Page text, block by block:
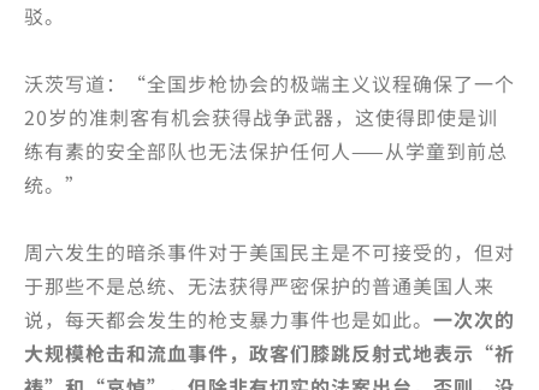
驳。
沃茨写道：“全国步枪协会的极端主义议程确保了一个
20岁的准刺客有机会获得战争武器，这使得即使是训
练有素的安全部队也无法保护任何人——从学童到前总
统。”
周六发生的暗杀事件对于美国民主是不可接受的，但对
于那些不是总统、无法获得严密保护的普通美国人来
说，每天都会发生的枪支暴力事件也是如此。 一次次的
大规模枪击和流血事件，政客们膝跳反射式地表示“祈